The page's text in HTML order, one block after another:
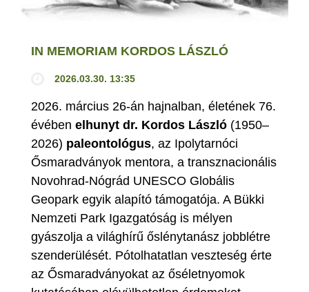
IN MEMORIAM KORDOS LÁSZLÓ
2026.03.30. 13:35
2026. március 26-án hajnalban, életének 76.
évében elhunyt dr. Kordos László (1950–
2026) paleontológus, az Ipolytarnóci
Ősmaradványok mentora, a transznacionális
Novohrad-Nógrád UNESCO Globális
Geopark egyik alapító támogatója. A Bükki
Nemzeti Park Igazgatóság is mélyen
gyászolja a világhírű őslénytanász jobblétre
szenderülését. Pótolhatatlan veszteség érte
az Ősmaradványokat az őséletnyomok